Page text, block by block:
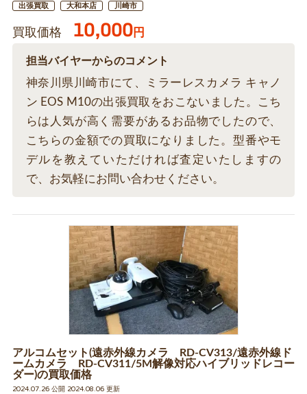
出張買取 大和本店 川崎市
買取価格 10,000円
担当バイヤーからのコメント
神奈川県川崎市にて、ミラーレスカメラ キャノ
ン EOS M10の出張買取をおこないました。こち
らは人気が高く需要があるお品物でしたので、
こちらの金額での買取になりました。型番やモ
デルを教えていただければ査定いたしますの
で、お気軽にお問い合わせください。
アルコムセット(遠赤外線カメラ RD-CV313/遠赤外線ド
ームカメラ RD-CV311/5M解像対応ハイブリッドレコー
ダー)の買取価格
2024.07.26 公開 2024.08.06 更新